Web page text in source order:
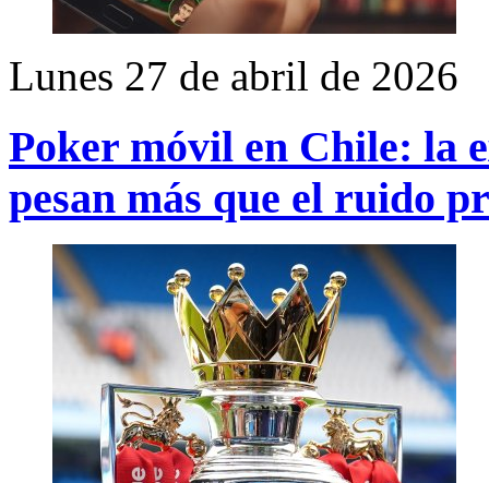
Lunes 27 de abril de 2026
Poker móvil en Chile: la
pesan más que el ruido